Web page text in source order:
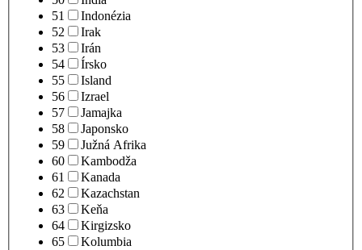
51
Indonézia
52
Irak
53
Irán
54
Írsko
55
Island
56
Izrael
57
Jamajka
58
Japonsko
59
Južná Afrika
60
Kambodža
61
Kanada
62
Kazachstan
63
Keňa
64
Kirgizsko
65
Kolumbia